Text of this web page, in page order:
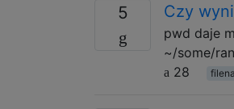
5 Czy
pwd daje
~/some/
28